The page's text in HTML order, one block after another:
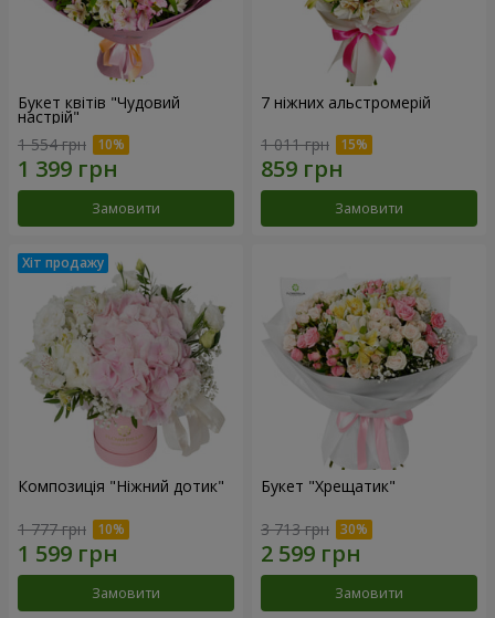
Букет квітів "Чудовий
настрій"
1 554 грн
Замовити
7 ніжних альстромерій
1 011 грн
Замовити
Композиція "Ніжний дотик"
1 777 грн
Замовити
Букет "Хрещатик"
3 713 грн
Замовити